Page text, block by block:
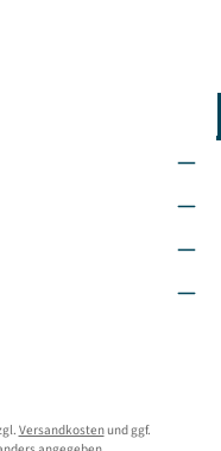
Versandkostenund ggf.